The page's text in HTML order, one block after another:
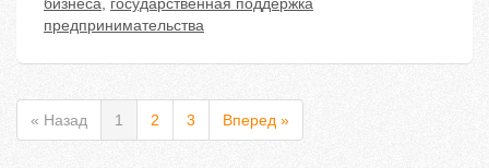
бизнеса, государственная поддержка
предпринимательства
« Назад 1 2 3 Вперед »